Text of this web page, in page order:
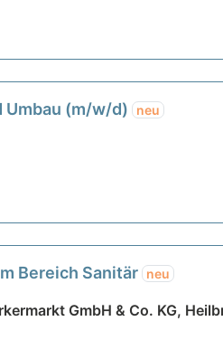
Umbau (m/w/d) neu
Bereich Sanitär neu
GmbH & Co. KG,